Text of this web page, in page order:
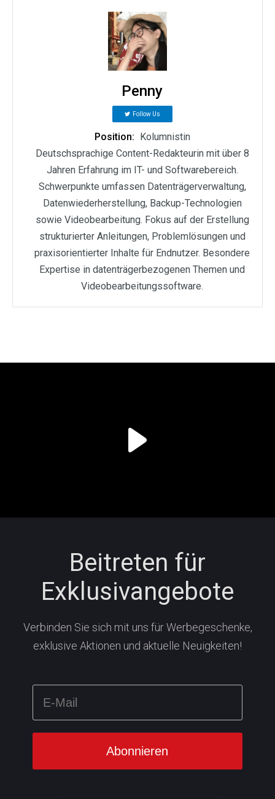
Penny
Follow Us
Position: Kolumnistin
Deutschsprachige Content-Redakteurin mit über 8
Jahren Erfahrung im IT- und Softwarebereich.
Schwerpunkte umfassen Datenträgerverwaltung,
Datenwiederherstellung, Backup-Technologien
sowie Videobearbeitung. Fokus auf der Erstellung
strukturierter Anleitungen, Problemlösungen und
praxisorientierter Inhalte für Endnutzer. Besondere
Expertise in datenträgerbezogenen Themen und
Videobearbeitungssoftware.
Beitreten für
Exklusivangebote
Verbinden Sie sich mit uns für Werbegeschenke,
exklusive Aktionen und aktuelle Neuigkeiten!